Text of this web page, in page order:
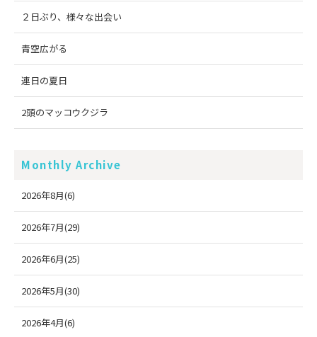
２日ぶり、様々な出会い
青空広がる
連日の夏日
2頭のマッコウクジラ
Monthly Archive
2026年8月(6)
2026年7月(29)
2026年6月(25)
2026年5月(30)
2026年4月(6)